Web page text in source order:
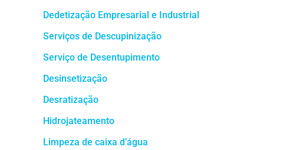
Dedetização Empresarial e Industrial
Serviços de Descupinização
Serviço de Desentupimento
Desinsetização
Desratização
Hidrojateamento
Limpeza de caixa d’água